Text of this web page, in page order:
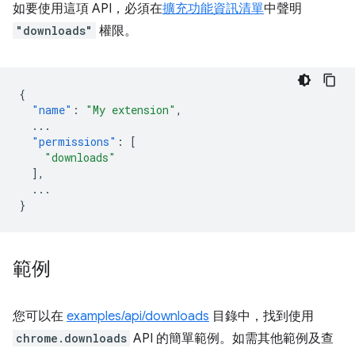
如要使用這項 API，必須在擴充功能資訊清單中聲明
"downloads" 權限。
{
"name" : "My extension" ,
...
"permissions" :
[
"downloads"
],
...
}
範例
您可以在 examples/api/downloads 目錄中，找到使用
chrome.downloads API 的簡單範例。如需其他範例及查